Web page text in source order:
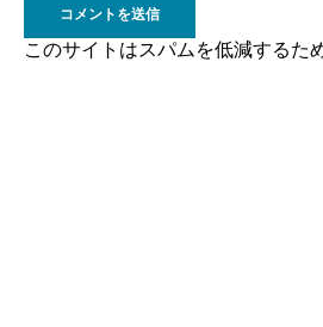
このサイトはスパムを低減するた